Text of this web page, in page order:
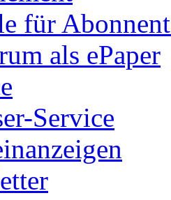
für
als ePaper
Service